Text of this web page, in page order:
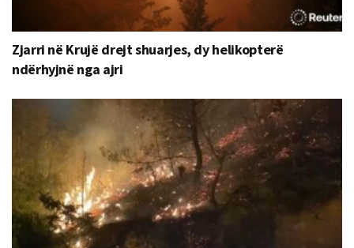
Zjarri në Krujë drejt shuarjes, dy helikopterë
ndërhyjnë nga ajri